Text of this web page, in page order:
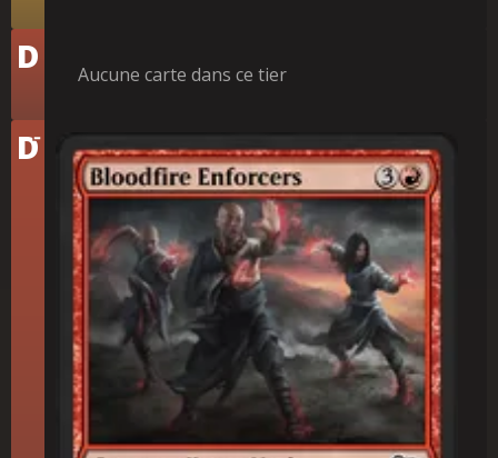
Tier
D Aucune carte dans ce tier
Tier
D-
Argousins hématopyres